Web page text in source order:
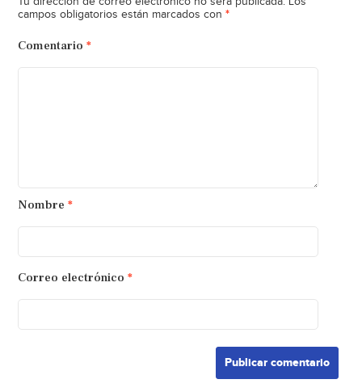
campos obligatorios están marcados con *
Comentario *
Nombre *
Correo electrónico *